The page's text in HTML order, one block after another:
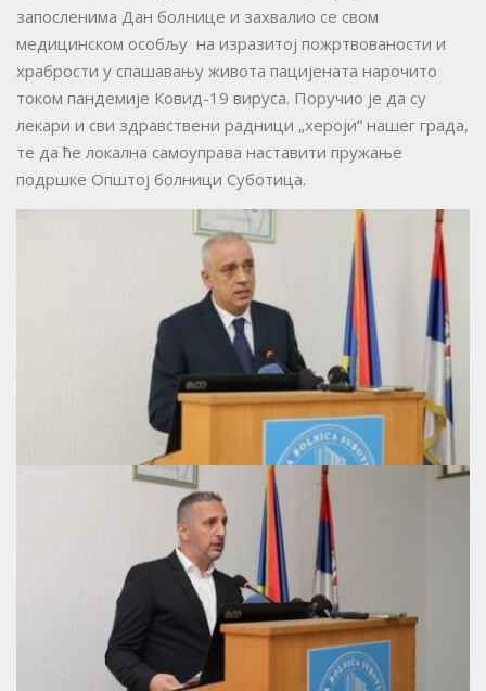
запосленима Дан болнице и захвалио се свом
медицинском особљу на изразитој пожртвованости и
храбрости у спашавању живота пацијената нарочито
током пандемије Ковид-19 вируса. Поручио је да су
лекари и сви здравствени радници „хероји“ нашег града,
те да ће локална самоуправа наставити пружање
подршке Општој болници Суботица.